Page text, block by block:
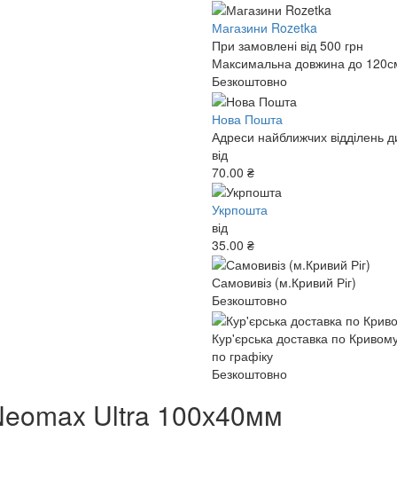
Магазини Rozetka
При замовлені від 500 грн
Максимальна довжина до
Безкоштовно
Нова Пошта
Адреси найближчих відділень
від
70.00 ₴
Укрпошта
від
35.00 ₴
Самовивіз (м.Кривий Ріг)
Безкоштовно
Кур'єрська доставка по
по графіку
Безкоштовно
Ultra 100х40мм